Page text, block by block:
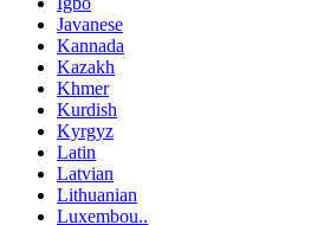
Javanese
Kannada
Kazakh
Khmer
Kurdish
Kyrgyz
Latin
Latvian
Lithuanian
Luxembou..